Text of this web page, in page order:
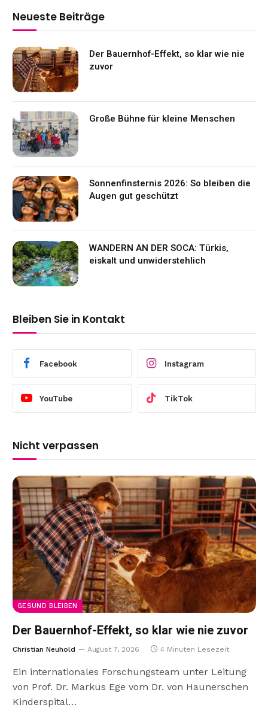
Neueste Beiträge
Der Bauernhof-Effekt, so klar wie nie
zuvor
Große Bühne für kleine Menschen
Sonnenfinsternis 2026: So bleiben die
Augen gut geschützt
WANDERN AN DER SOCA: Türkis,
eiskalt und unwiderstehlich
Bleiben Sie in Kontakt
Facebook Instagram
YouTube TikTok
Nicht verpassen
GESUND BLEIBEN
Der Bauernhof-Effekt, so klar wie nie zuvor
Christian Neuhold August 7, 2026 4 Minuten Lesezeit
Ein internationales Forschungsteam unter Leitung
von Prof. Dr. Markus Ege vom Dr. von Haunerschen
Kinderspital…